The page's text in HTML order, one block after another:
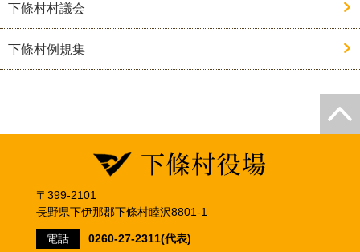
下條村村議会
下條村例規集
〒399-2101
長野県下伊那郡下條村睦沢8801-1
電話 0260-27-2311(代表)